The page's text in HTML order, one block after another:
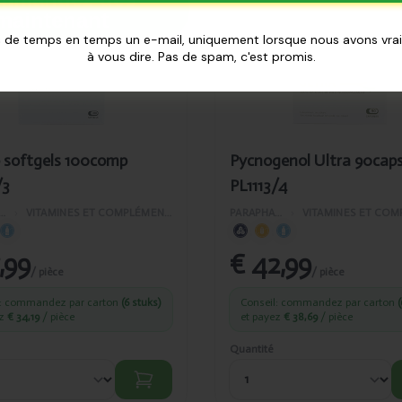
100comp
/ pièce
commandez par carton (6 stuks)
€ 34,19 / pièce
PL1113/4
Pycnogenol Ultra
PL1113/4
€ 42,99/ pièce
Conseil: commandez par carton
et payez € 38,69 / pièce
Quantité
de temps en temps un e-mail, uniquement lorsque nous avons
à vous dire. Pas de spam, c'est promis.